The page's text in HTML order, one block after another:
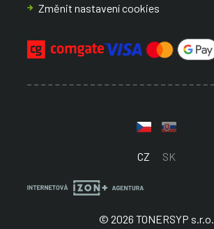
Změnit nastavení cookies
CZ SK
© 2026 TONERSYP s.r.o.